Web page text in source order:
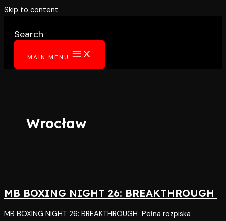
Skip to content
Search
MAIN MENU
Wrocław
MB BOXING NIGHT 26: BREAKTHROUGH
MB BOXING NIGHT 26: BREAKTHROUGH Pełna rozpiska